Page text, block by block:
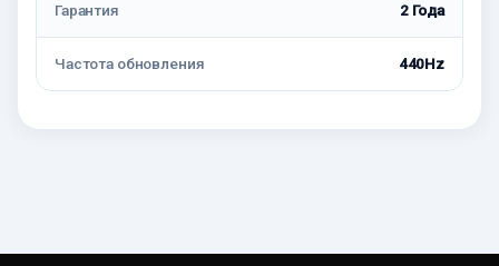
Гарантия 2 Года
Частота обновления 440Hz